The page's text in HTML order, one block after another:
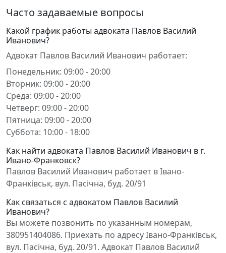
Часто задаваемые вопросы
Какой график работы адвоката Павлов Василий
Иванович?
Адвокат Павлов Василий Иванович работает:
Понедельник: 09:00 - 20:00
Вторник: 09:00 - 20:00
Среда: 09:00 - 20:00
Четверг: 09:00 - 20:00
Пятница: 09:00 - 20:00
Суббота: 10:00 - 18:00
Как найти адвоката Павлов Василий Иванович в г.
Ивано-Франковск?
Павлов Василий Иванович работает в Івано-
Франківськ, вул. Пасічна, буд. 20/91
Как связаться с адвокатом Павлов Василий
Иванович?
Вы можете позвонить по указанным номерам,
380951404086. Приехать по адресу Івано-Франківськ,
вул. Пасічна, буд. 20/91. Адвокат Павлов Василий